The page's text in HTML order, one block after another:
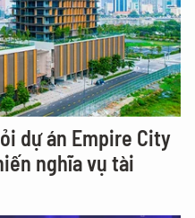
dự án Empire City
nghĩa vụ tài